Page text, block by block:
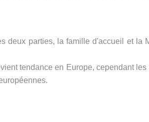
deux parties, la famille d'accueil et
tendance en Europe, cependant